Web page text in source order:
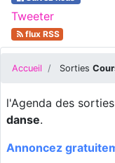
Tweeter
flux RSS
Accueil Sorties
l'Agenda des
danse.
Annoncez